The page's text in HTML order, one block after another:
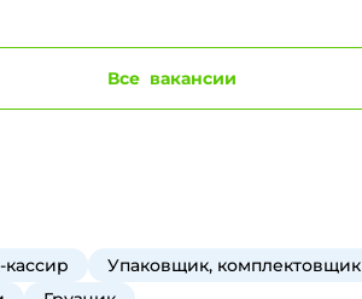
Все вакансии
Упаковщик, комплектовщик